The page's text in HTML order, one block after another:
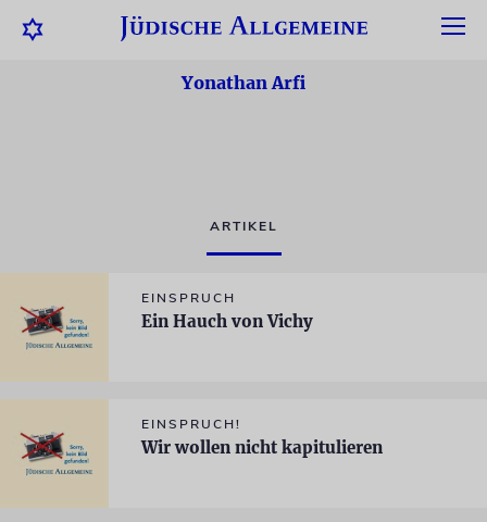
Yonathan Arfi
ARTIKEL
EINSPRUCH
Ein Hauch von Vichy
EINSPRUCH!
Wir wollen nicht kapitulieren